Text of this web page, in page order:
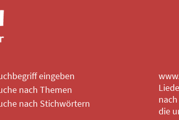
eingeben
nach Themen
nach Stichwörtern
die